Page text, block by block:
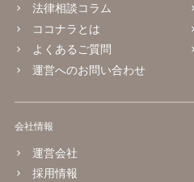
法律相談コラム
ココナラとは
よくあるご質問
運営へのお問い合わせ
会社情報
運営会社
採用情報